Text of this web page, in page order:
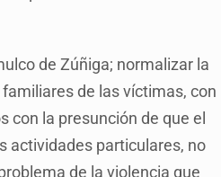
de Zúñiga; normalizar la
de las víctimas, con
con la presunción de que el
actividades particulares, no
de la violencia que